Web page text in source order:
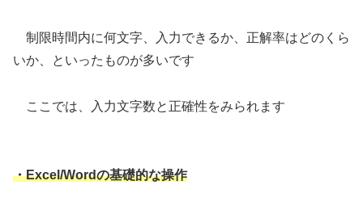
制限時間内に何文字、入力できるか、正解率はどのくら
いか、といったものが多いです
ここでは、入力文字数と正確性をみられます
・Excel/Wordの基礎的な操作